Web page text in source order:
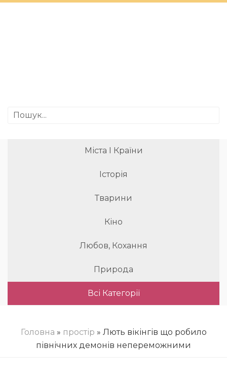
Міста І Країни
Історія
Тварини
Кіно
Любов, Кохання
Природа
Всі Категорії
Головна » простір » Лють вікінгів що робило
північних демонів непереможними